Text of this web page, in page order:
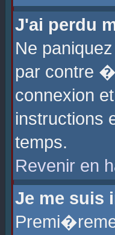
J'ai perdu
Ne
par contre
connexion
instructions
temps.
Revenir en
Je me suis